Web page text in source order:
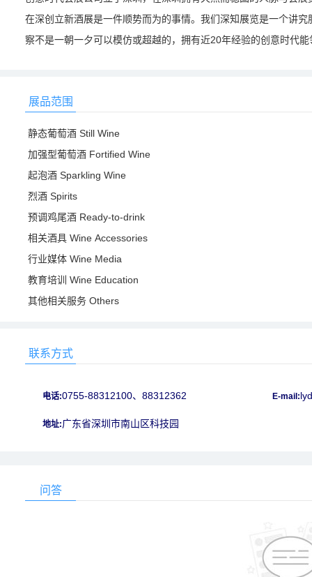
在深创立新酒展是一件顺势而为的事情。我们深知展览是一个讲
察不是一朝一夕可以模仿或超越的，拥有近20年经验的创意时代
展品范围
静态葡萄酒 Still Wine
加强型葡萄酒 Fortified Wine
起泡酒 Sparkling Wine
烈酒 Spirits
预调鸡尾酒 Ready-to-drink
相关酒具 Wine Accessories
行业媒体 Wine Media
教育培训 Wine Education
其他相关服务 Others
联系方式
电话:0755-88312100、88312362 E-mail:
地址:广东省深圳市南山区科技园
问答